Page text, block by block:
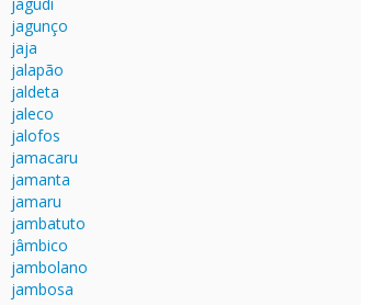
jagunço
jaja
jalapão
jaldeta
jaleco
jalofos
jamacaru
jamanta
jamaru
jambatuto
jâmbico
jambolano
jambosa